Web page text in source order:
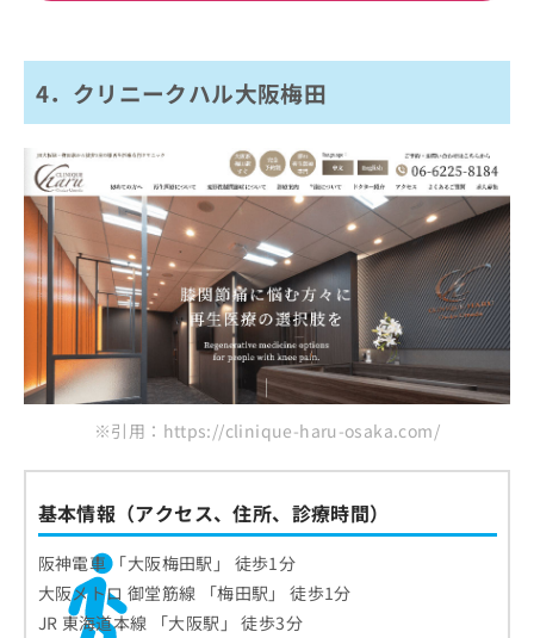
4．クリニークハル大阪梅田
※引用：https://clinique-haru-osaka.com/
基本情報（アクセス、住所、診療時間）
阪神電車 「大阪梅田駅」 徒歩1分
大阪メトロ 御堂筋線 「梅田駅」 徒歩1分
JR 東海道本線 「大阪駅」 徒歩3分